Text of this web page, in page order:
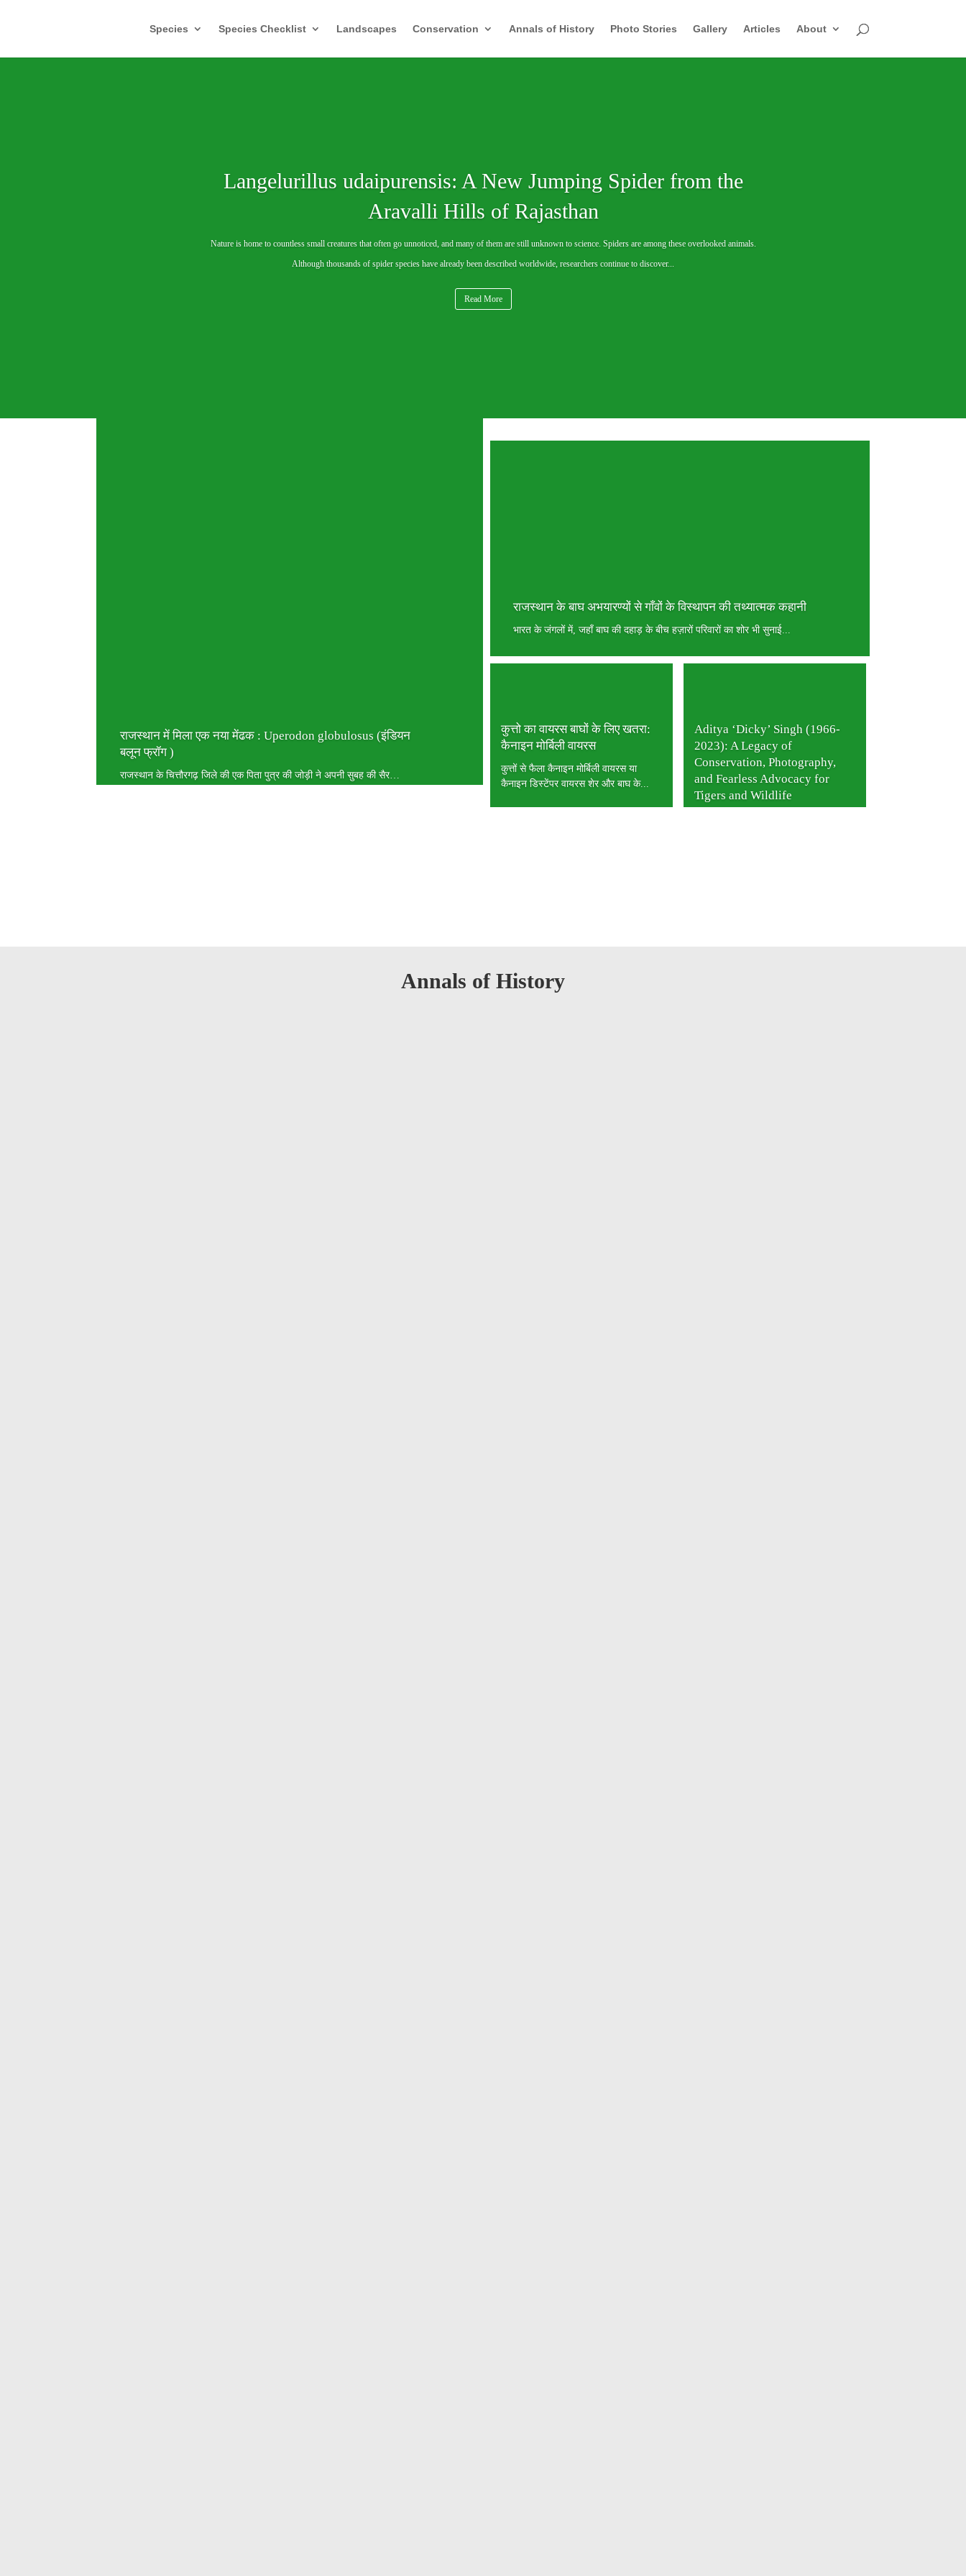
Species Species Checklist Landscapes Conservation Annals of History Photo Stories Gallery Articles About
Langelurillus udaipurensis: A New Jumping Spider from the
Aravalli Hills of Rajasthan
Nature is home to countless small creatures that often go unnoticed, and many of them are still unknown to science. Spiders are among these overlooked animals.
Although thousands of spider species have already been described worldwide, researchers continue to discover...
Read More
राजस्थान में मिला एक नया मेंढक : Uperodon globulosus (इंडियन
बलून फ्रॉग )
राजस्थान के चित्तौरगढ़ जिले की एक पिता पुत्र की जोड़ी ने अपनी सुबह की सैर…
राजस्थान के बाघ अभयारण्यों से गाँवों के विस्थापन की तथ्यात्मक कहानी
भारत के जंगलों में, जहाँ बाघ की दहाड़ के बीच हज़ारों परिवारों का शोर भी सुनाई...
कुत्तो का वायरस बाघों के लिए खतरा:
कैनाइन मोर्बिली वायरस
कुत्तों से फैला कैनाइन मोर्बिली वायरस या
कैनाइन डिस्टेंपर वायरस शेर और बाघ के...
Aditya ‘Dicky’ Singh (1966-
2023): A Legacy of
Conservation, Photography,
and Fearless Advocacy for
Tigers and Wildlife
Annals of History